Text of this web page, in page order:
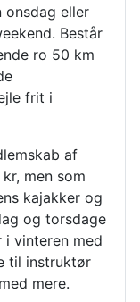
onsdag eller
Består
ro 50 km
frit i
af
men som
kajakker og
og torsdage
i vinteren med
til instruktør
mere.